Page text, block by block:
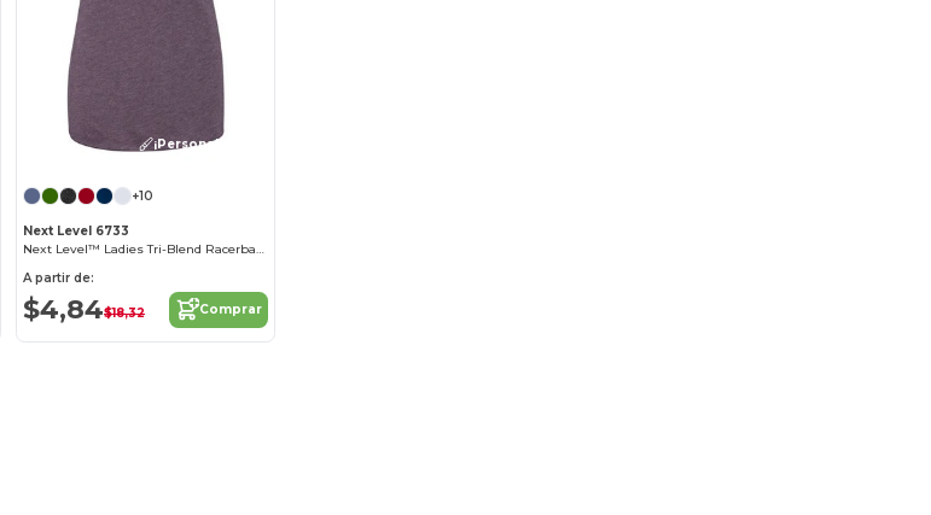
¡Personalízalo!
+10
Next Level 6733
Next Level™ Ladies Tri-Blend Racerback Tank
A partir de:
$4,84$18,32 Comprar